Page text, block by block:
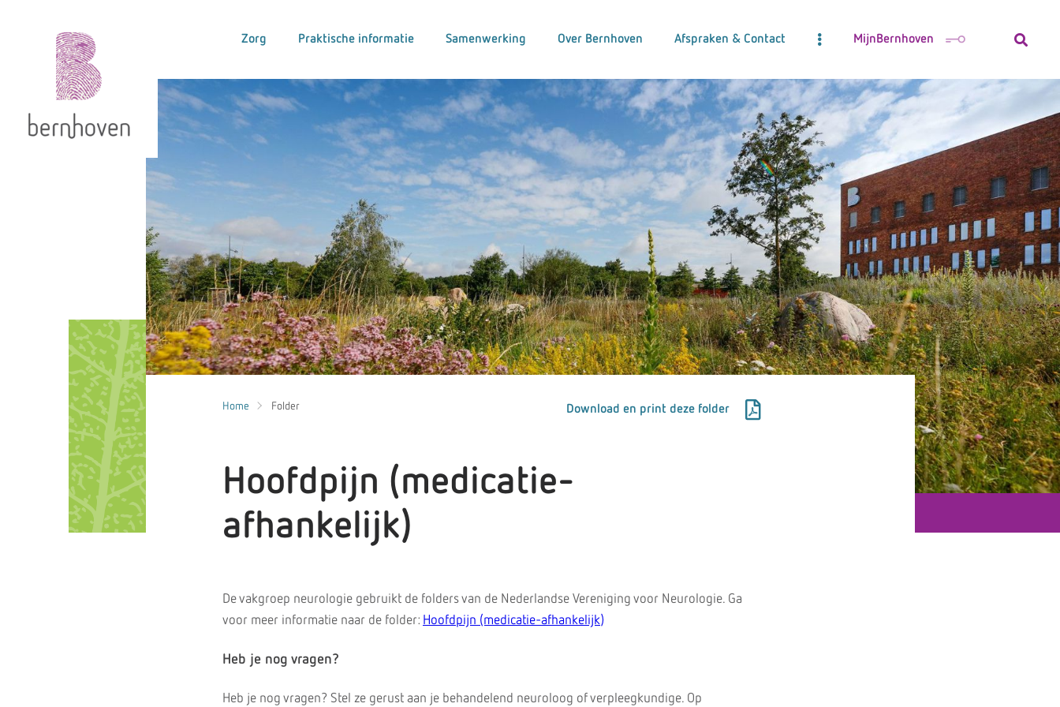
Zorg Praktische informatie Samenwerking Over Bernhoven Afspraken & Contact MijnBernhoven
Home Folder Download en print deze folder
Hoofdpijn (medicatie-
afhankelijk)
De vakgroep neurologie gebruikt de folders van de Nederlandse Vereniging voor Neurologie. Ga
voor meer informatie naar de folder: Hoofdpijn (medicatie-afhankelijk)
Heb je nog vragen?
Heb je nog vragen? Stel ze gerust aan je behandelend neuroloog of verpleegkundige. Op